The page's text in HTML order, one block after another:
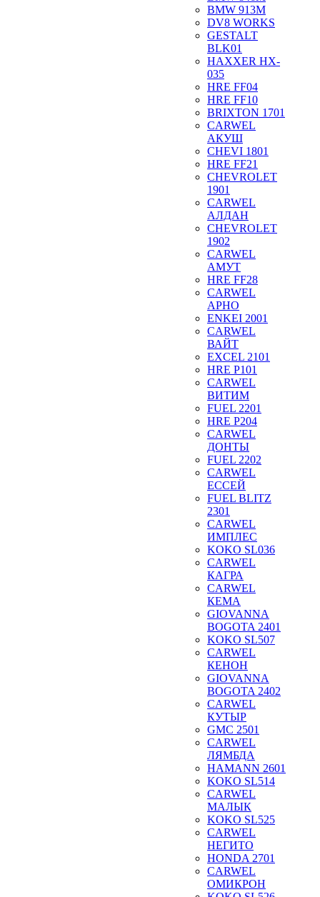
BMW 913M
DV8 WORKS
GESTALT
BLK01
HAXXER HX-
035
HRE FF04
HRE FF10
BRIXTON 1701
CARWEL
АКУШ
CHEVI 1801
HRE FF21
CHEVROLET
1901
CARWEL
АЛДАН
CHEVROLET
1902
CARWEL
АМУТ
HRE FF28
CARWEL
АРНО
ENKEI 2001
CARWEL
ВАЙТ
EXCEL 2101
HRE P101
CARWEL
ВИТИМ
FUEL 2201
HRE P204
CARWEL
ДОНТЫ
FUEL 2202
CARWEL
ЕССЕЙ
FUEL BLITZ
2301
CARWEL
ИМПЛЕС
KOKO SL036
CARWEL
КАГРА
CARWEL
КЕМА
GIOVANNA
BOGOTA 2401
KOKO SL507
CARWEL
КЕНОН
GIOVANNA
BOGOTA 2402
CARWEL
КУТЫР
GMC 2501
CARWEL
ЛЯМБДА
HAMANN 2601
KOKO SL514
CARWEL
МАЛЫК
KOKO SL525
CARWEL
НЕГИТО
HONDA 2701
CARWEL
ОМИКРОН